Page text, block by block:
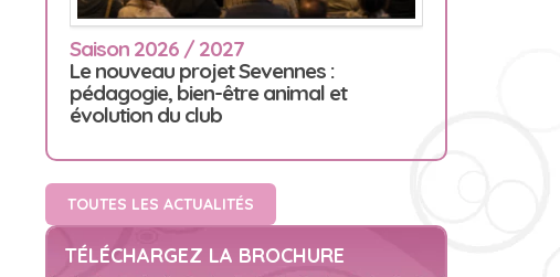
Saison 2026 / 2027
Le nouveau projet Sevennes :
pédagogie, bien-être animal et
évolution du club
TOUTES LES ACTUALITÉS
TÉLÉCHARGEZ LA BROCHURE